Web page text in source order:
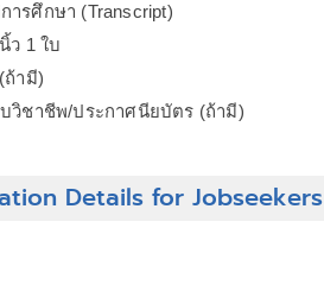
ารศึกษา (Transcript)
ว 1 ใบ
ถ้ามี)
วิชาชีพ/ประกาศนียบัตร (ถ้ามี)
Details for Jobseekers